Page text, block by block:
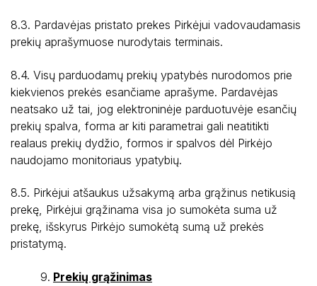
8.3. Pardavėjas pristato prekes Pirkėjui vadovaudamasis
prekių aprašymuose nurodytais terminais.
8.4. Visų parduodamų prekių ypatybės nurodomos prie
kiekvienos prekės esančiame aprašyme. Pardavėjas
neatsako už tai, jog elektroninėje parduotuvėje esančių
prekių spalva, forma ar kiti parametrai gali neatitikti
realaus prekių dydžio, formos ir spalvos dėl Pirkėjo
naudojamo monitoriaus ypatybių.
8.5. Pirkėjui atšaukus užsakymą arba grąžinus netikusią
prekę, Pirkėjui grąžinama visa jo sumokėta suma už
prekę, išskyrus Pirkėjo sumokėtą sumą už prekės
pristatymą.
Prekių grąžinimas